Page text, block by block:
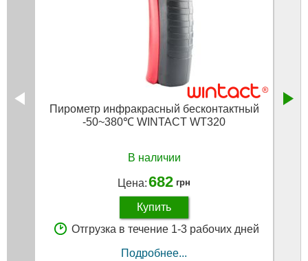
Пирометр инфракрасный бесконтактный
-50~380℃ WINTACT WT320
В наличии
Цена:682 грн
Купить
Отгрузка в течение 1-3 рабочих дней
Подробнее...